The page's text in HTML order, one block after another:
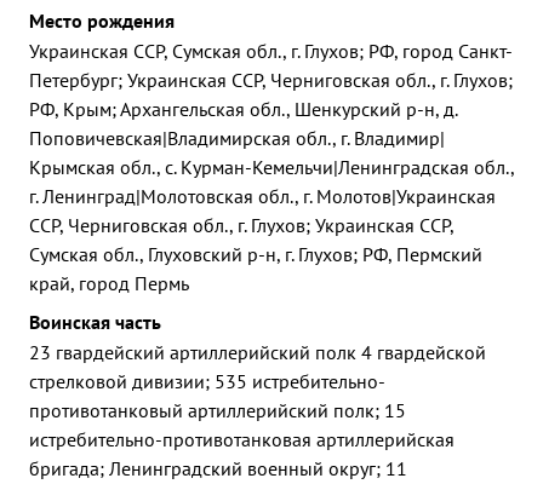
Место рождения
Украинская ССР, Сумская обл., г. Глухов; РФ, город Санкт-
Петербург; Украинская ССР, Черниговская обл., г. Глухов;
РФ, Крым; Архангельская обл., Шенкурский р-н, д.
Поповичевская|Владимирская обл., г. Владимир|
Крымская обл., с. Курман-Кемельчи|Ленинградская обл.,
г. Ленинград|Молотовская обл., г. Молотов|Украинская
ССР, Черниговская обл., г. Глухов; Украинская ССР,
Сумская обл., Глуховский р-н, г. Глухов; РФ, Пермский
край, город Пермь
Воинская часть
23 гвардейский артиллерийский полк 4 гвардейской
стрелковой дивизии; 535 истребительно-
противотанковый артиллерийский полк; 15
истребительно-противотанковая артиллерийская
бригада; Ленинградский военный округ; 11